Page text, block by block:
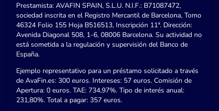
Prestamista: AVAFIN SPAIN, S.L.U. N.I.F.: B71087472,
sociedad inscrita en el Registro Mercantil de Barcelona, Tomo
46324 Folio 155 Hoja B516513, Inscripción 11ª. Dirección:
Avenida Diagonal 508, 1-6, 08006 Barcelona. Su actividad no
está sometida a la regulación y supervisión del Banco de
España.
Ejemplo representativo para un préstamo solicitado a través
de AvaFin.es: 300 euros. Intereses: 57 euros. Comisión de
Apertura: 0 euros. TAE: 734,97%. Tipo de interés anual:
231,80%. Total a pagar: 357 euros.